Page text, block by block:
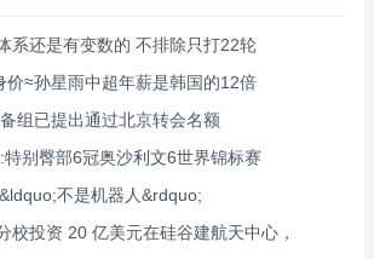
系还是有变数的 不排除只打22轮
价≈孙星雨中超年薪是韩国的12倍
组已提出通过北京转会名额
别臀部6冠奥沙利文6世界锦标赛
不是机器人&rdquo;
校投资 20 亿美元在硅谷建航天中心，